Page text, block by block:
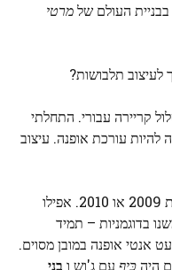
העולם שלמרטי
תלבושות?
קריירה עבורי. התחלתי
להיות עורכת אופנה. עיצוב
בסביבות 2009 או 2010. אפילו
בדוגמניות – תמיד
אנטי אופנה במובן מסוים.
היהכֵּיף עם ג'וש ו בני